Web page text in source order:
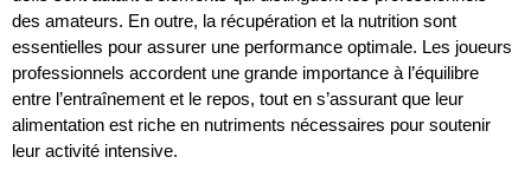
des amateurs. En outre, la récupération et la nutrition sont
essentielles pour assurer une performance optimale. Les joueurs
professionnels accordent une grande importance à l’équilibre
entre l’entraînement et le repos, tout en s’assurant que leur
alimentation est riche en nutriments nécessaires pour soutenir
leur activité intensive.